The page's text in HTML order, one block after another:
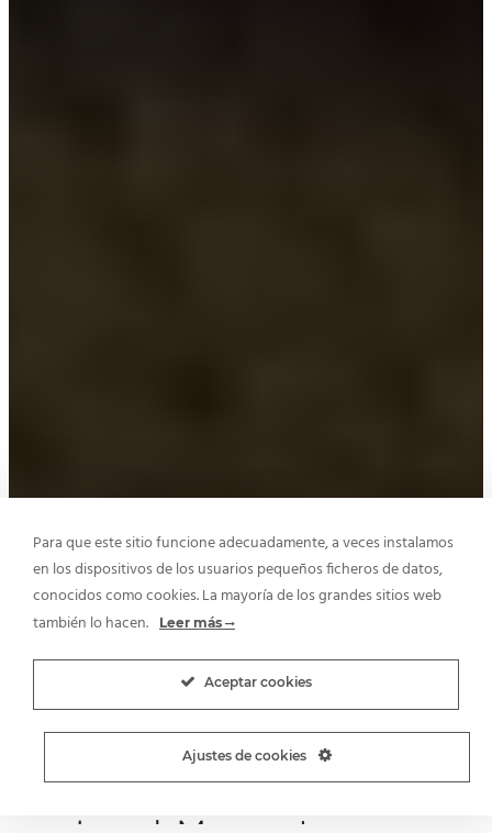
Para que este sitio funcione adecuadamente, a veces instalamos
en los dispositivos de los usuarios pequeños ficheros de datos,
conocidos como cookies. La mayoría de los grandes sitios web
también lo hacen.
Leer más
Aceptar cookies
Ajustes de cookies